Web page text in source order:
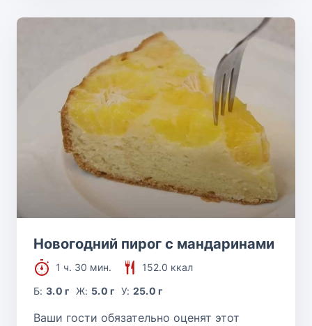
Новогодний пирог с мандаринами
1 ч. 30 мин.
152.0 ккал
Б:3.0 г Ж: 5.0 г У: 25.0 г
Ваши гости обязательно оценят этот